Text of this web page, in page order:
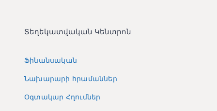
Տեղեկատվական Կենտրոն
Ֆինանսական
Նախարարի հրամաններ
Օգտակար Հղումներ